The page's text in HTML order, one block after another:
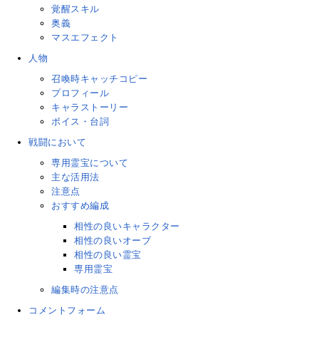
覚醒スキル
奥義
マスエフェクト
人物
召喚時キャッチコピー
プロフィール
キャラストーリー
ボイス・台詞
戦闘において
専用霊宝について
主な活用法
注意点
おすすめ編成
相性の良いキャラクター
相性の良いオーブ
相性の良い霊宝
専用霊宝
編集時の注意点
コメントフォーム